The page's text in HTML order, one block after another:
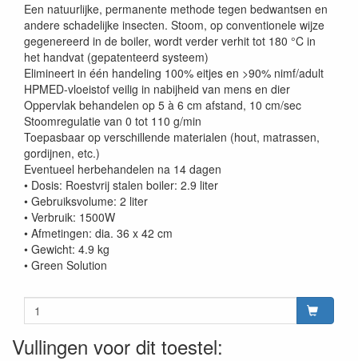
Een natuurlijke, permanente methode tegen bedwantsen en
andere schadelijke insecten. Stoom, op conventionele wijze
gegenereerd in de boiler, wordt verder verhit tot 180 °C in
het handvat (gepatenteerd systeem)
Elimineert in één handeling 100% eitjes en >90% nimf/adult
HPMED-vloeistof veilig in nabijheid van mens en dier
Oppervlak behandelen op 5 à 6 cm afstand, 10 cm/sec
Stoomregulatie van 0 tot 110 g/min
Toepasbaar op verschillende materialen (hout, matrassen,
gordijnen, etc.)
Eventueel herbehandelen na 14 dagen
• Dosis: Roestvrij stalen boiler: 2.9 liter
• Gebruiksvolume: 2 liter
• Verbruik: 1500W
• Afmetingen: dia. 36 x 42 cm
• Gewicht: 4.9 kg
• Green Solution
Vullingen voor dit toestel: